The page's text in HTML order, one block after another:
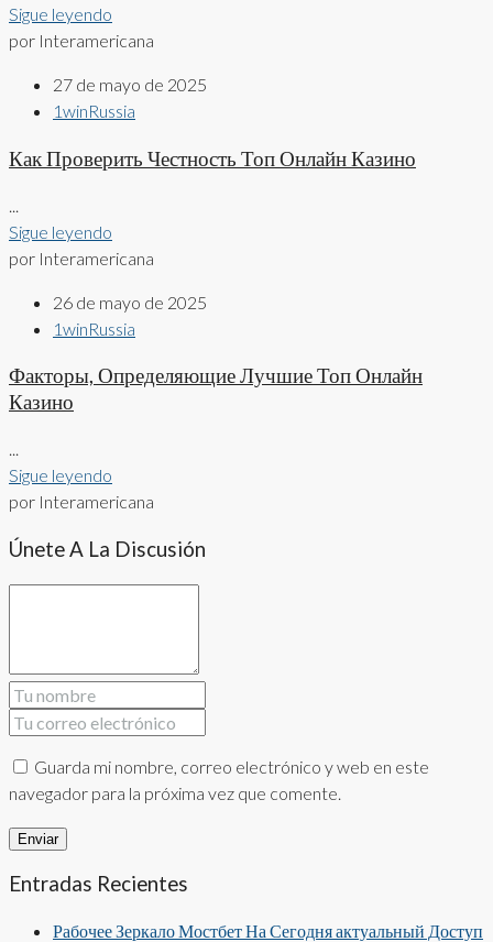
Sigue leyendo
por Interamericana
27 de mayo de 2025
1winRussia
Как Проверить Честность Топ Онлайн Казино
Sigue leyendo
por Interamericana
26 de mayo de 2025
1winRussia
Факторы, Определяющие Лучшие Топ Онлайн
Казино
...
Sigue leyendo
por Interamericana
Únete A La Discusión
Guarda mi nombre, correo electrónico y web en este
navegador para la próxima vez que comente.
Entradas Recientes
Рабочее Зеркало Мостбет На Сегодня актуальный Доступ